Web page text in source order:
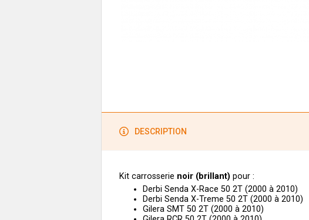
DESCRIPTION
Kit carrosserie noir (brillant) pour :
Derbi Senda X-Race 50 2T (2000 à 2010)
Derbi Senda X-Treme 50 2T (2000 à 2010)
Gilera SMT 50 2T (2000 à 2010)